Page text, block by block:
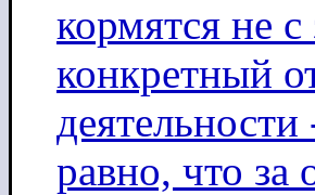
кормятся не
конкретный
равно, что за